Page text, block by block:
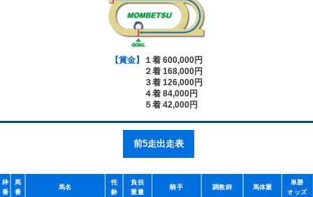
【賞金】
１着 600,000円
２着 168,000円
３着 126,000円
４着 84,000円
５着 42,000円
前5走出走表
枠
番
馬
番
馬名
性
齢
負担
重量
騎手 調教師 馬体重
単勝
オッズ